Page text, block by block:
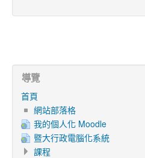
導覽
首頁
網站部落格
我的個人化 Moodle
暨大行政電腦化系統
課程